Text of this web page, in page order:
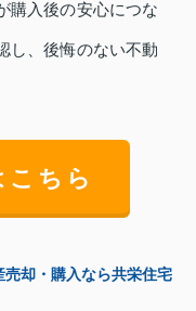
購入後の安心につな
し、後悔のない不動
ちら
却・購入なら共栄住宅